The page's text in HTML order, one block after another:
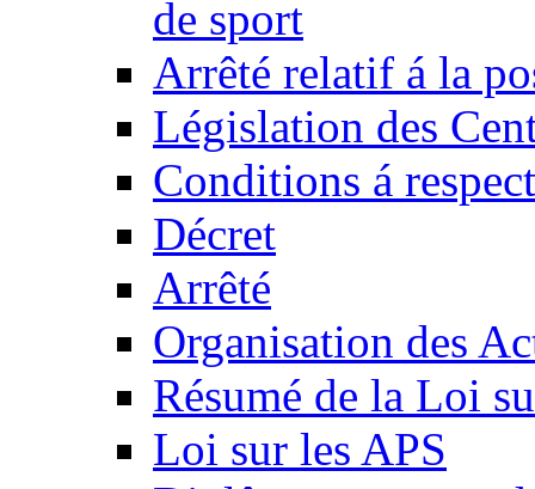
de sport
Arrêté relatif á la
Législation des
Conditions á
Décret
Arrêté
Organisation des
Résumé de la Loi
Loi sur les APS